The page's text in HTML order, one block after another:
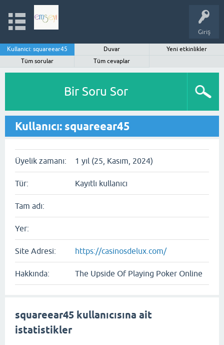
Giriş
Kullanıcı: squareear45 Duvar
Yeni etkinlikler
Tüm sorular
Tüm cevaplar
Bir Soru Sor
Kullanıcı: squareear45
Üyelik zamanı: 1 yıl (25, Kasım, 2024)
Tür: Kayıtlı kullanıcı
Tam adı:
Yer:
Site Adresi: https://casinosdelux.com/
Hakkında: The Upside Of Playing Poker Online
squareear45 kullanıcısına ait
istatistikler